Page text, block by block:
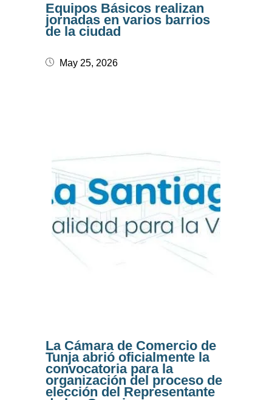
Equipos Básicos realizan
jornadas en varios barrios
de la ciudad
May 25, 2026
La Cámara de Comercio de
Tunja abrió oficialmente la
convocatoria para la
organización del proceso de
elección del Representante